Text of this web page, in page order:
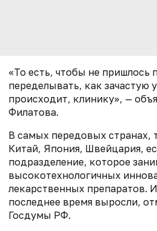
«То есть, чтобы не пришлось
переделывать, как зачастую
происходит, клинику», —
Филатова.
В самых передовых странах,
Китай, Япония, Швейцария,
подразделение, которое
высокотехнологичных
лекарственных препаратов.
последнее время выросли,
Госдумы РФ.